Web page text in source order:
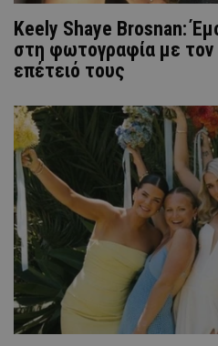
Keely Shaye Brosnan:
στη φωτογραφία με τον
επέτειό τους